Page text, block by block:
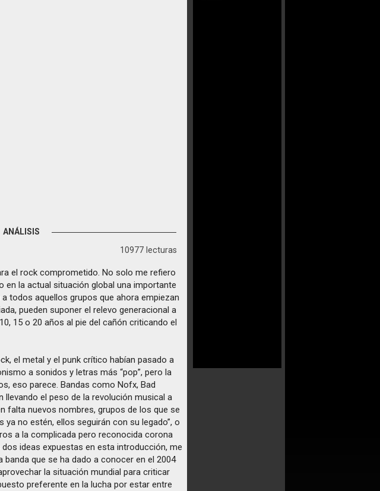
ANÁLISIS
10977 lecturas
el rock comprometido. No solo me refiero
en la actual situación global una importante
todos aquellos grupos que ahora empiezan
pueden suponer el relevo generacional a
15 o 20 años al pie del cañón criticando el
el metal y el punk crítico habían pasado a
a sonidos y letras más “pop”, pero la
eso parece. Bandas como Nofx, Bad
llevando el peso de la revolución musical a
falta nuevos nombres, grupos de los que se
ya no estén, ellos seguirán con su legado”, o
a la complicada pero reconocida corona
ideas expuestas en esta introducción, me
banda que se ha dado a conocer en el 2004
la situación mundial para criticar
preferente en la lucha por estar entre